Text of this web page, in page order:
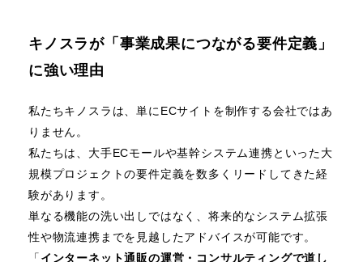
キノスラが「事業成果につながる要件定義」
に強い理由
私たちキノスラは、単にECサイトを制作する会社ではあ
りません。
私たちは、大手ECモールや基幹システム連携といった大
規模プロジェクトの要件定義を数多くリードしてきた経
験があります。
単なる機能の洗い出しではなく、将来的なシステム拡張
性や物流連携までを見越したアドバイスが可能です。
「 インターネット通販の運営・コンサルティングで道し